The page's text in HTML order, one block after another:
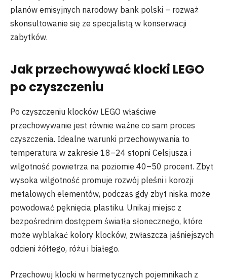
planów emisyjnych narodowy bank polski – rozważ
skonsultowanie się ze specjalistą w konserwacji
zabytków.
Jak przechowywać klocki LEGO
po czyszczeniu
Po czyszczeniu klocków LEGO właściwe
przechowywanie jest równie ważne co sam proces
czyszczenia. Idealne warunki przechowywania to
temperatura w zakresie 18–24 stopni Celsjusza i
wilgotność powietrza na poziomie 40–50 procent. Zbyt
wysoka wilgotność promuje rozwój pleśni i korozji
metalowych elementów, podczas gdy zbyt niska może
powodować pęknięcia plastiku. Unikaj miejsc z
bezpośrednim dostępem światła słonecznego, które
może wyblakać kolory klocków, zwłaszcza jaśniejszych
odcieni żółtego, różu i białego.
Przechowuj klocki w hermetycznych pojemnikach z